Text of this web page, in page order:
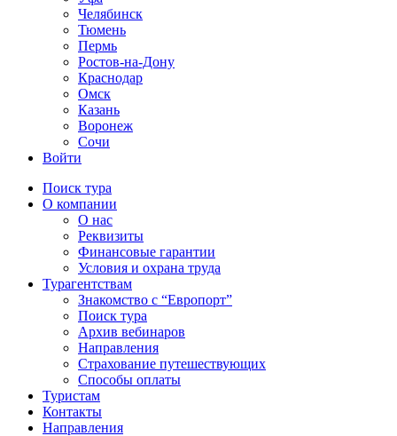
Челябинск
Тюмень
Пермь
Ростов-на-Дону
Краснодар
Омск
Казань
Воронеж
Сочи
Войти
Поиск тура
О компании
О нас
Реквизиты
Финансовые гарантии
Условия и охрана труда
Турагентствам
Знакомство с “Европорт”
Поиск тура
Архив вебинаров
Направления
Страхование путешествующих
Способы оплаты
Туристам
Контакты
Направления